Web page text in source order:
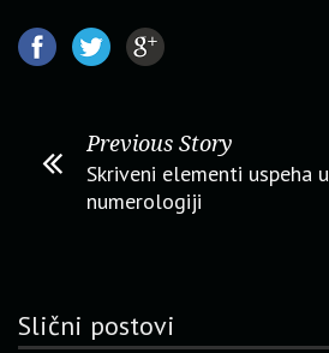
Previous Story
Skriveni elementi uspeha u
numerologiji
Slični postovi